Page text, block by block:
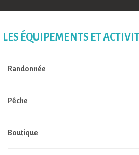
LES ÉQUIPEMENTS ET
Randonnée
Pêche
Boutique